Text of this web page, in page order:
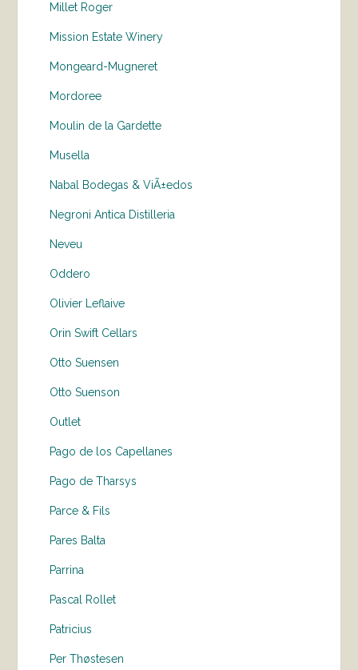
Millet Roger
Mission Estate Winery
Mongeard-Mugneret
Mordoree
Moulin de la Gardette
Musella
Nabal Bodegas & ViÃ±edos
Negroni Antica Distilleria
Neveu
Oddero
Olivier Leflaive
Orin Swift Cellars
Otto Suensen
Otto Suenson
Outlet
Pago de los Capellanes
Pago de Tharsys
Parce & Fils
Pares Balta
Parrina
Pascal Rollet
Patricius
Per Thøstesen